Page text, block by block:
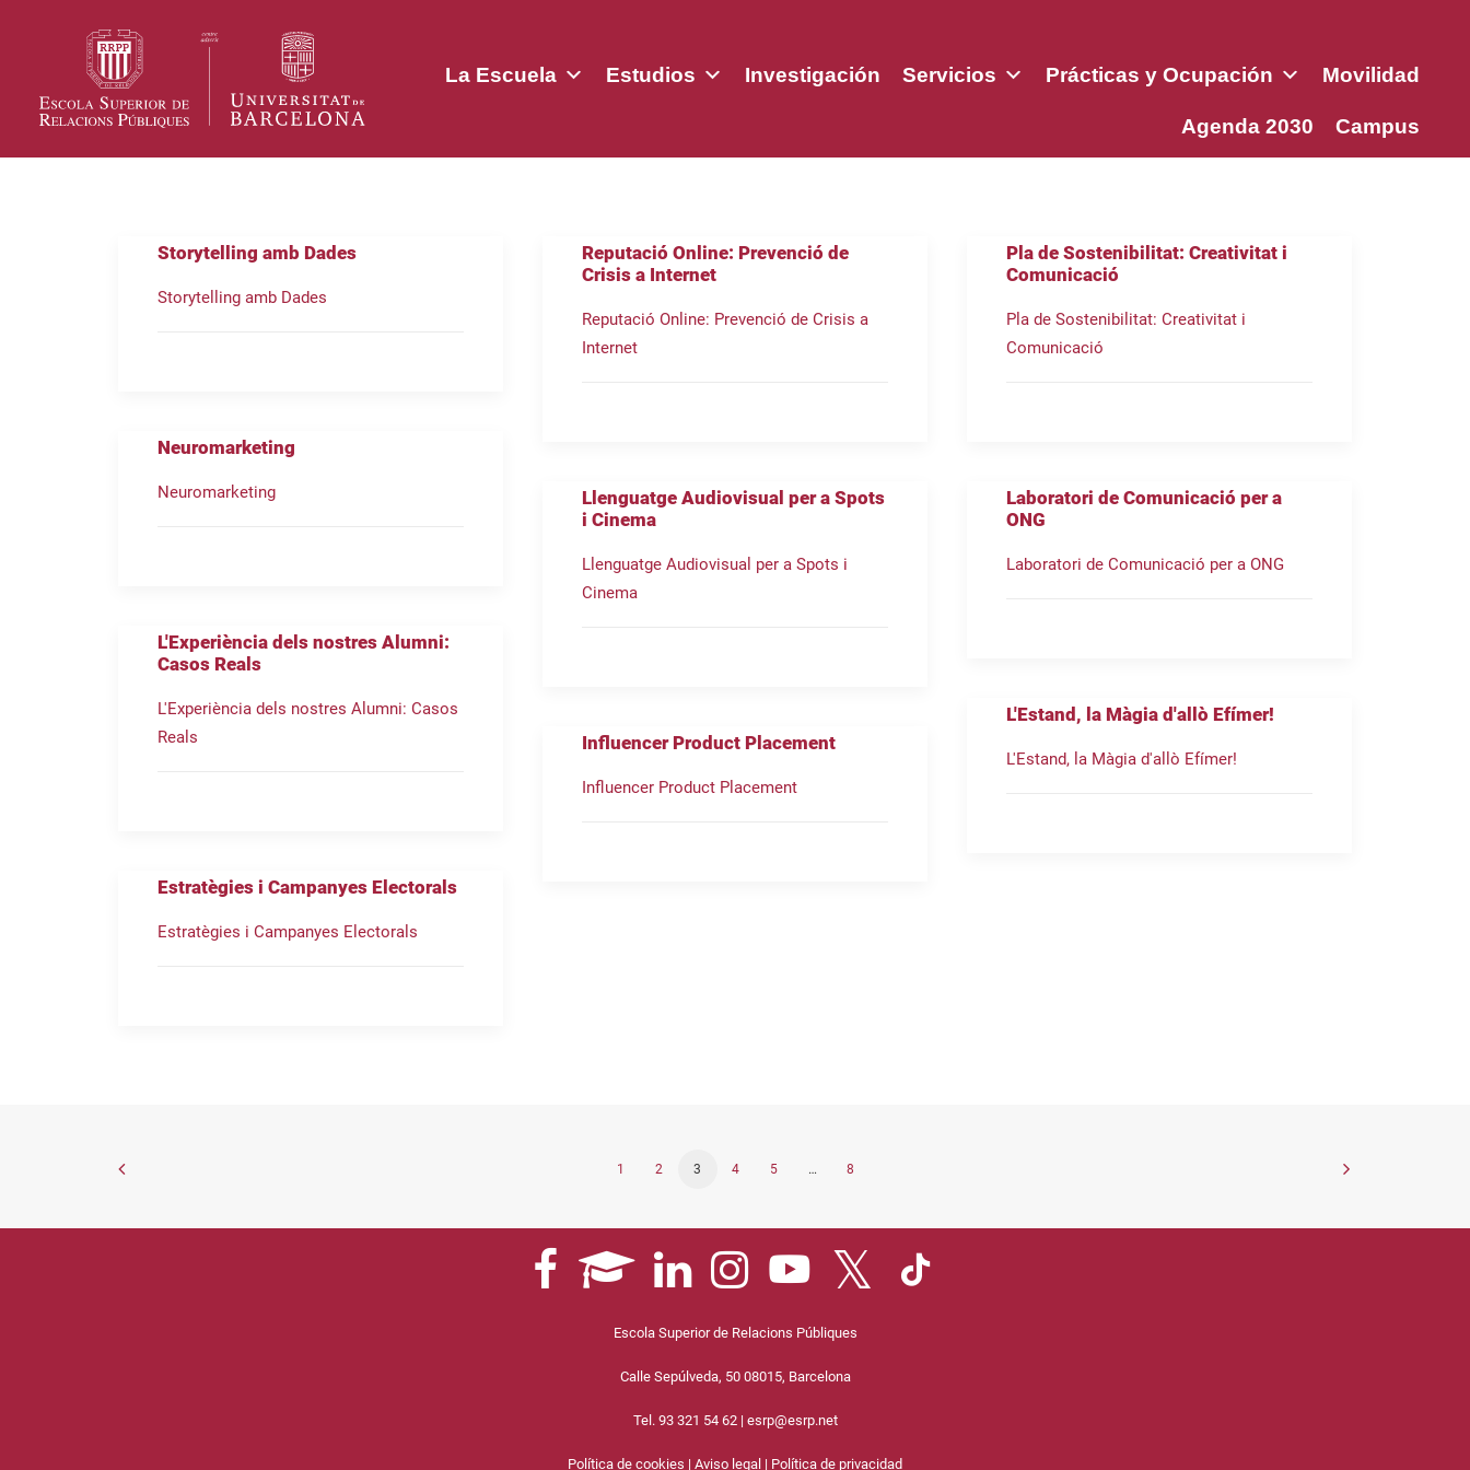
La Escuela Estudios Investigación Servicios Prácticas y Ocupación Movilidad
Agenda 2030 Campus
Storytelling amb Dades
Storytelling amb Dades
Reputació Online: Prevenció de
Crisis a Internet
Reputació Online: Prevenció de Crisis a
Internet
Pla de Sostenibilitat: Creativitat i
Comunicació
Pla de Sostenibilitat: Creativitat i
Comunicació
Neuromarketing
Neuromarketing
Llenguatge Audiovisual per a Spots
i Cinema
Llenguatge Audiovisual per a Spots i
Cinema
Laboratori de Comunicació per a
ONG
Laboratori de Comunicació per a ONG
L'Experiència dels nostres Alumni:
Casos Reals
L'Experiència dels nostres Alumni: Casos
Reals
L'Estand, la Màgia d'allò Efímer!
L'Estand, la Màgia d'allò Efímer!
Influencer Product Placement
Influencer Product Placement
Estratègies i Campanyes Electorals
Estratègies i Campanyes Electorals
1 2 3 4 5 … 8
Escola Superior de Relacions Públiques
Calle Sepúlveda, 50 08015, Barcelona
Tel. 93 321 54 62 | esrp@esrp.net
Política de cookies | Aviso legal | Política de privacidad